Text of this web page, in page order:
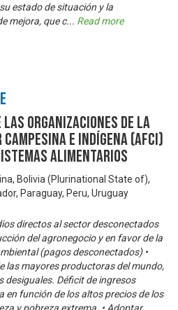
estado de situación y la
mejora, que c... Read more
las Organizaciones de la
e Indígena (AFCI)
Alimentarios
Bolivia (Plurinational State of),
Paraguay, Peru, Uruguay
directos al sector desconectados
del agronegocio y en favor de la
(pagos desconectados) •
las mayores productoras del mundo,
desiguales. Déficit de ingresos
en función de los altos precios de los
y pobreza extrema. • Adoptar